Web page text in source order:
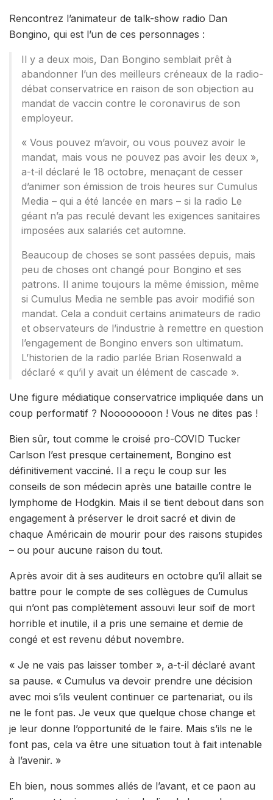
Rencontrez l’animateur de talk-show radio Dan
Bongino, qui est l’un de ces personnages :
Il y a deux mois, Dan Bongino semblait prêt à
abandonner l’un des meilleurs créneaux de la radio-
débat conservatrice en raison de son objection au
mandat de vaccin contre le coronavirus de son
employeur.
« Vous pouvez m’avoir, ou vous pouvez avoir le
mandat, mais vous ne pouvez pas avoir les deux »,
a-t-il déclaré le 18 octobre, menaçant de cesser
d’animer son émission de trois heures sur Cumulus
Media – qui a été lancée en mars – si la radio Le
géant n’a pas reculé devant les exigences sanitaires
imposées aux salariés cet automne.
Beaucoup de choses se sont passées depuis, mais
peu de choses ont changé pour Bongino et ses
patrons. Il anime toujours la même émission, même
si Cumulus Media ne semble pas avoir modifié son
mandat. Cela a conduit certains animateurs de radio
et observateurs de l’industrie à remettre en question
l’engagement de Bongino envers son ultimatum.
L’historien de la radio parlée Brian Rosenwald a
déclaré « qu’il y avait un élément de cascade ».
Une figure médiatique conservatrice impliquée dans un
coup performatif ? Noooooooon ! Vous ne dites pas !
Bien sûr, tout comme le croisé pro-COVID Tucker
Carlson l’est presque certainement, Bongino est
définitivement vacciné. Il a reçu le coup sur les
conseils de son médecin après une bataille contre le
lymphome de Hodgkin. Mais il se tient debout dans son
engagement à préserver le droit sacré et divin de
chaque Américain de mourir pour des raisons stupides
– ou pour aucune raison du tout.
Après avoir dit à ses auditeurs en octobre qu’il allait se
battre pour le compte de ses collègues de Cumulus
qui n’ont pas complètement assouvi leur soif de mort
horrible et inutile, il a pris une semaine et demie de
congé et est revenu début novembre.
« Je ne vais pas laisser tomber », a-t-il déclaré avant
sa pause. « Cumulus va devoir prendre une décision
avec moi s’ils veulent continuer ce partenariat, ou ils
ne le font pas. Je veux que quelque chose change et
je leur donne l’opportunité de le faire. Mais s’ils ne le
font pas, cela va être une situation tout à fait intenable
à l’avenir. »
Eh bien, nous sommes allés de l’avant, et ce paon au